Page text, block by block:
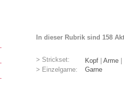
In dieser Rubrik sind 158
> Strickset: Kopf Arme
> Einzelgarne:
Garne